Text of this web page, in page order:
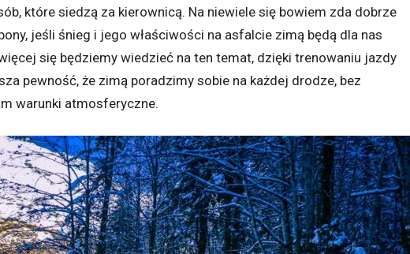
które siedzą za kierownicą. Na niewiele się bowiem zda dobrze
jeśli śnieg i jego właściwości na asfalcie zimą będą dla nas
się będziemy wiedzieć na ten temat, dzięki trenowaniu jazdy
pewność, że zimą poradzimy sobie na każdej drodze, bez
warunki atmosferyczne.